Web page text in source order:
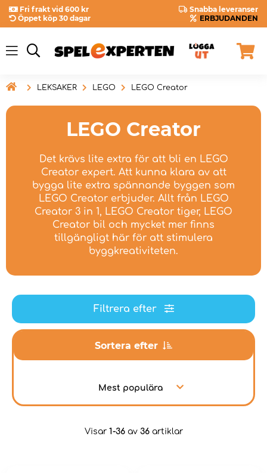
Fri frakt vid 600 kr
Snabba leveranser
Öppet köp 30 dagar
ERBJUDANDEN
 LEKSAKER LEGO LEGO Creator
LEGO Creator
Det krävs lite extra för att bli en LEGO
Creator expert. Att kunna klara av att
bygga lite extra spännande byggen som
LEGO Creator erbjuder. Allt från LEGO
Creator 3 in 1, LEGO Creator tiger, LEGO
Creator bil och mycket mer finns
tillgängligt här för att stimulera
byggkreativiteten.
Filtrera efter
Sortera efter
Mest populära
Visar 1-36av 36artiklar